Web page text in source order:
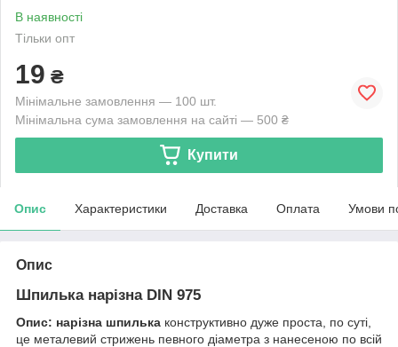
В наявності
Тільки опт
19 ₴
Мінімальне замовлення — 100 шт.
Мінімальна сума замовлення на сайті — 500 ₴
Купити
Опис Характеристики Доставка Оплата Умови
Опис
Шпилька нарізна DIN 975
Опис: нарізна шпилька конструктивно дуже проста, по суті,
це металевий стрижень певного діаметра з нанесеною по всій